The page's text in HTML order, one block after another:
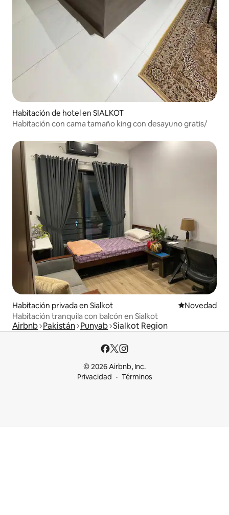
Habitación de hotel en SIALKOT
Habitación con cama tamaño king con desayuno gratis/
Habitación privada en Sialkot Lugar para
Novedad
Habitación tranquila con balcón en Sialkot
Airbnb Pakistán Punyab Sialkot Region
© 2026 Airbnb, Inc.
Privacidad
Términos